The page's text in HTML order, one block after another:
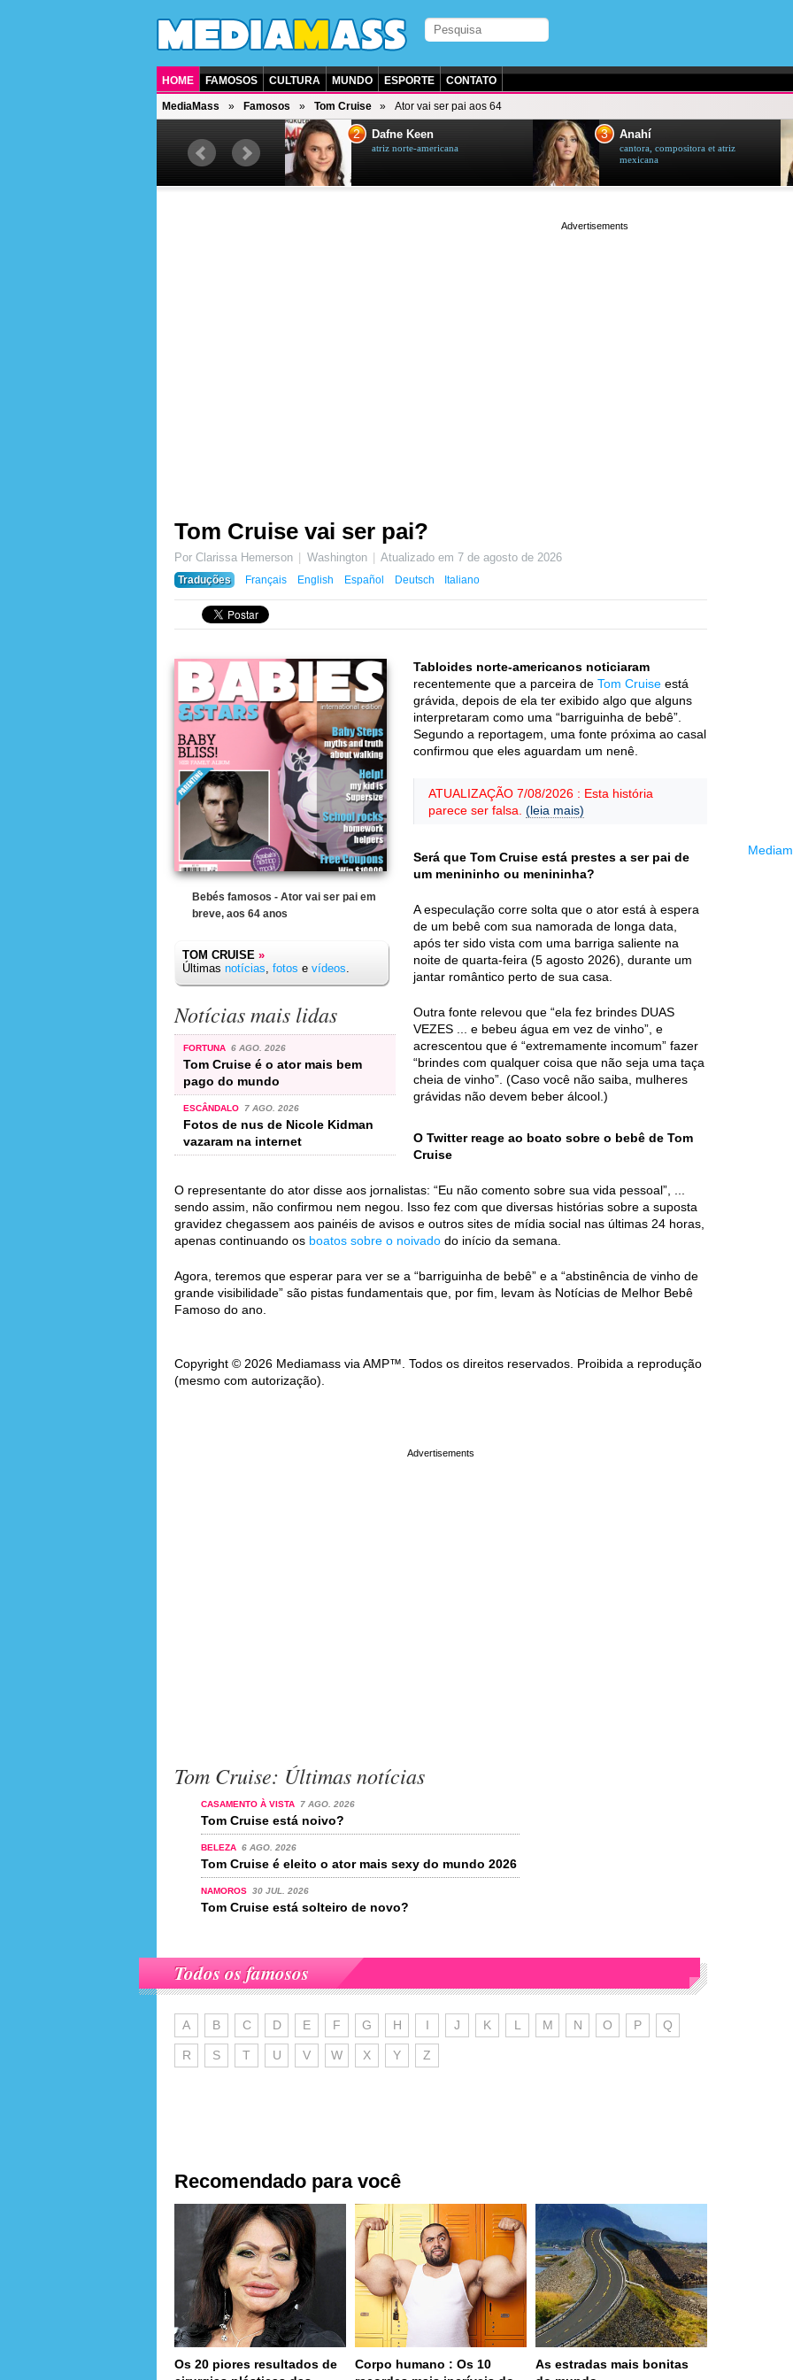
HOME FAMOSOS CULTURA MUNDO ESPORTE CONTATO
MediaMass Famosos Tom Cruise Ator vai ser pai aos 64
2 Dafne Keen
atriz norte-americana
3 Anahí
cantora, compositora et atriz
mexicana
Tom Cruise vai ser pai?
Por Clarissa Hemerson Washington Atualizado em 7 de agosto de 2026
Traduções
Français English Español Deutsch Italiano
Bebés famosos - Ator vai ser pai em
breve, aos 64 anos
TOM CRUISE »
Últimas notícias, fotos e vídeos.
Notícias mais lidas
FORTUNA 6 AGO. 2026
Tom Cruise é o ator mais bem
pago do mundo
ESCÂNDALO 7 AGO. 2026
Fotos de nus de Nicole Kidman
vazaram na internet
Tabloides norte-americanos noticiaram
recentemente que a parceira de Tom Cruise está
grávida, depois de ela ter exibido algo que alguns
interpretaram como uma “barriguinha de bebê”.
Segundo a reportagem, uma fonte próxima ao casal
confirmou que eles aguardam um nenê.
ATUALIZAÇÃO 7/08/2026 : Esta história
parece ser falsa. (leia mais)
Será que Tom Cruise está prestes a ser pai de
um menininho ou menininha?
A especulação corre solta que o ator está à espera
de um bebê com sua namorada de longa data,
após ter sido vista com uma barriga saliente na
noite de quarta-feira (5 agosto 2026), durante um
jantar romântico perto de sua casa.
Outra fonte relevou que “ela fez brindes DUAS
VEZES ... e bebeu água em vez de vinho”, e
acrescentou que é “extremamente incomum” fazer
“brindes com qualquer coisa que não seja uma taça
cheia de vinho”. (Caso você não saiba, mulheres
grávidas não devem beber álcool.)
O Twitter reage ao boato sobre o bebê de Tom
Cruise
O representante do ator disse aos jornalistas: “Eu não comento sobre sua vida pessoal”, ...
sendo assim, não confirmou nem negou. Isso fez com que diversas histórias sobre a suposta
gravidez chegassem aos painéis de avisos e outros sites de mídia social nas últimas 24 horas,
apenas continuando os boatos sobre o noivado do início da semana.
Agora, teremos que esperar para ver se a “barriguinha de bebê” e a “abstinência de vinho de
grande visibilidade” são pistas fundamentais que, por fim, levam às Notícias de Melhor Bebê
Famoso do ano.
Copyright © 2026 Mediamass via AMP™. Todos os direitos reservados. Proibida a reprodução
(mesmo com autorização).
Tom Cruise: Últimas notícias
CASAMENTO À VISTA 7 AGO. 2026
Tom Cruise está noivo?
BELEZA 6 AGO. 2026
Tom Cruise é eleito o ator mais sexy do mundo 2026
NAMOROS 30 JUL. 2026
Tom Cruise está solteiro de novo?
Todos os famosos
A B C D E F G H I J K L M N O P Q
R S T U V W X Y Z
Recomendado para você
Os 20 piores resultados de
Corpo humano : Os 10
As estradas mais bonitas